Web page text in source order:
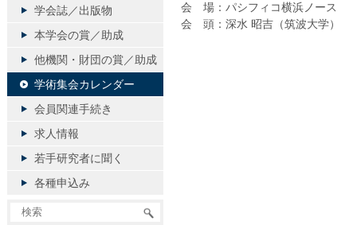
会 場：パシフィコ横浜ノー
会 頭：深水 昭吉（筑波大学）
学会誌／出版物
本学会の賞／助成
他機関・財団の賞／助成
学術集会カレンダー
会員関連手続き
求人情報
若手研究者に聞く
各種申込み